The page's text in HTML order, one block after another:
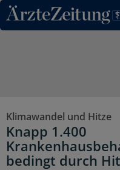
Direkt zum Inhaltsbereich
Klimawandel und Hitze
Knapp 1.400
bedingt durch